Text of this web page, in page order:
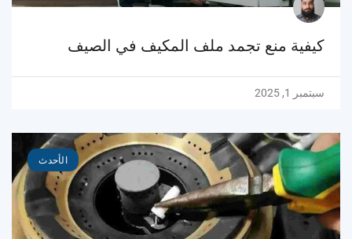
كيفية منع تجمد ملف المكيف في الصيف
سبتمبر 1, 2025
الأحدث